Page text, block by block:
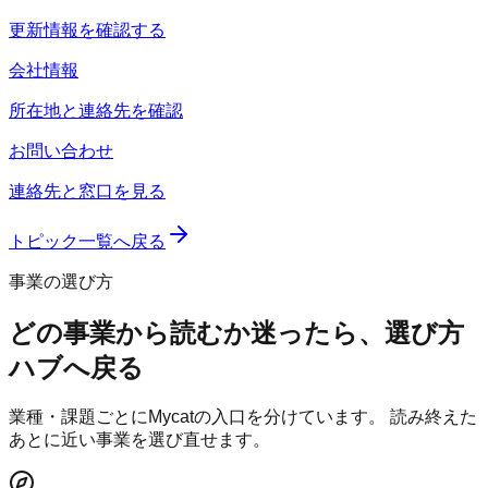
更新情報を確認する
会社情報
所在地と連絡先を確認
お問い合わせ
連絡先と窓口を見る
トピック一覧へ戻る
事業の選び方
どの事業から読むか迷ったら、選び方
ハブへ戻る
業種・課題ごとにMycatの入口を分けています。 読み終えた
あとに近い事業を選び直せます。